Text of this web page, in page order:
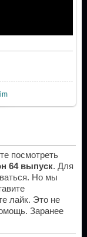
посмотреть
64 выпуск. Для
Но мы
лайк. Это не
Заранее